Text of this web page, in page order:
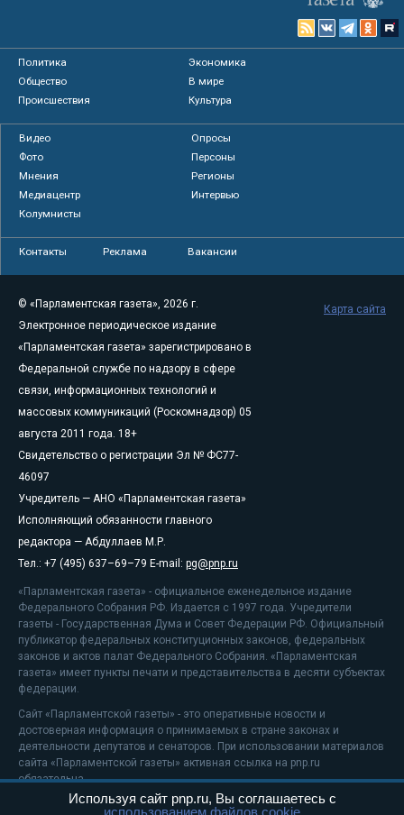
Политика
Экономика
Общество
В мире
Происшествия
Культура
Видео
Опросы
Фото
Персоны
Мнения
Регионы
Медиацентр
Интервью
Колумнисты
Контакты Реклама Вакансии
© «Парламентская газета», 2026 г.
Электронное периодическое издание
«Парламентская газета» зарегистрировано в
Федеральной службе по надзору в сфере
связи, информационных технологий и
массовых коммуникаций (Роскомнадзор) 05
августа 2011 года. 18+
Свидетельство о регистрации Эл № ФС77-
46097
Учредитель — АНО «Парламентская газета»
Исполняющий обязанности главного
редактора — Абдуллаев М.Р.
Тел.: +7 (495) 637–69–79 E-mail: pg@pnp.ru
«Парламентская газета» - официальное еженедельное издание
Федерального Собрания РФ. Издается с 1997 года. Учредители
газеты - Государственная Дума и Совет Федерации РФ. Официальный
публикатор федеральных конституционных законов, федеральных
законов и актов палат Федерального Собрания. «Парламентская
газета» имеет пункты печати и представительства в десяти субъектах
федерации.
Сайт «Парламентской газеты» - это оперативные новости и
достоверная информация о принимаемых в стране законах и
деятельности депутатов и сенаторов. При использовании материалов
сайта «Парламентской газеты» активная ссылка на pnp.ru
обязательна.
На информационном ресурсе применяютсярекомендательные
Карта сайта
Используя сайт pnp.ru, Вы соглашаетесь с
использованием файлов cookie